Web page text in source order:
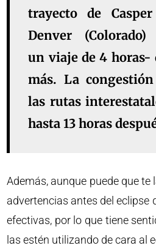
trayecto de
Denver
un viaje de 4 horas-
más. La
las rutas
hasta 13 horas
Además, aunque puede que
advertencias antes del eclipse
efectivas, por lo que tiene
las estén utilizando de cara al